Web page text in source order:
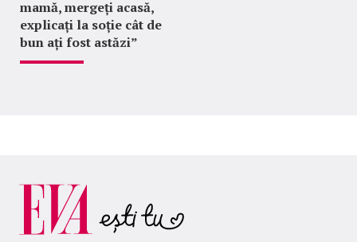
mamă, mergeți acasă,
explicați la soție cât de
bun ați fost astăzi”